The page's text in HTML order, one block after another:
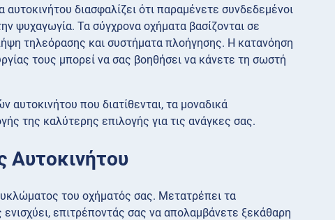
αυτοκινήτου διασφαλίζει ότι παραμένετε συνδεδεμένοι
ψυχαγωγία. Τα σύγχρονα οχήματα βασίζονται σε
τηλεόρασης και συστήματα πλοήγησης. Η κατανόηση
τους μπορεί να σας βοηθήσει να κάνετε τη σωστή
που διατίθενται, τα μοναδικά
της καλύτερης επιλογής για τις ανάγκες σας.
Αυτοκινήτου
του οχήματός σας. Μετατρέπει τα
επιτρέποντάς σας να απολαμβάνετε ξεκάθαρη